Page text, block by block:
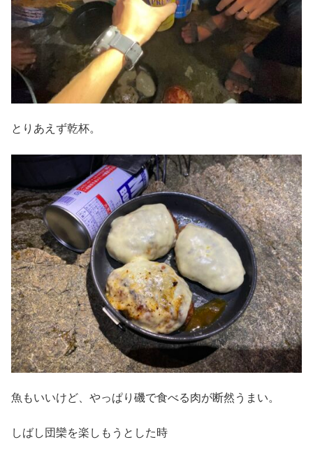
とりあえず乾杯。
魚もいいけど、やっぱり磯で食べる肉が断然うまい。
しばし団欒を楽しもうとした時